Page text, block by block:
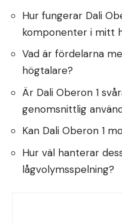
Hur fungerar Dali
komponenter i mitt
Vad är fördelarna
högtalare?
Är Dali Oberon 1
genomsnittlig
Kan Dali Oberon 1
Hur väl hanterar
lågvolymsspelning?